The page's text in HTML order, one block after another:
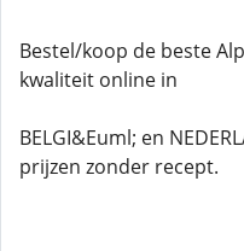
Bestel/koop de beste
kwaliteit online in
BELGI&Euml; en
prijzen zonder recept.